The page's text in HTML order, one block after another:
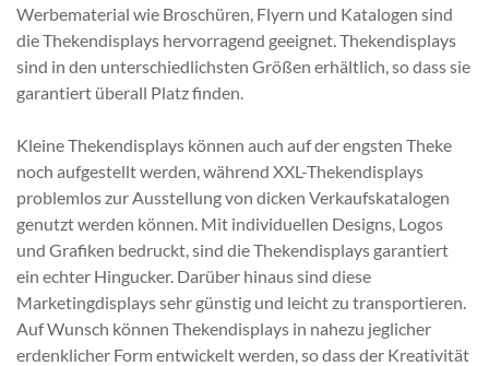
Werbematerial wie Broschüren, Flyern und Katalogen sind
die Thekendisplays hervorragend geeignet. Thekendisplays
sind in den unterschiedlichsten Größen erhältlich, so dass sie
garantiert überall Platz finden.
Kleine Thekendisplays können auch auf der engsten Theke
noch aufgestellt werden, während XXL-Thekendisplays
problemlos zur Ausstellung von dicken Verkaufskatalogen
genutzt werden können. Mit individuellen Designs, Logos
und Grafiken bedruckt, sind die Thekendisplays garantiert
ein echter Hingucker. Darüber hinaus sind diese
Marketingdisplays sehr günstig und leicht zu transportieren.
Auf Wunsch können Thekendisplays in nahezu jeglicher
erdenklicher Form entwickelt werden, so dass der Kreativität